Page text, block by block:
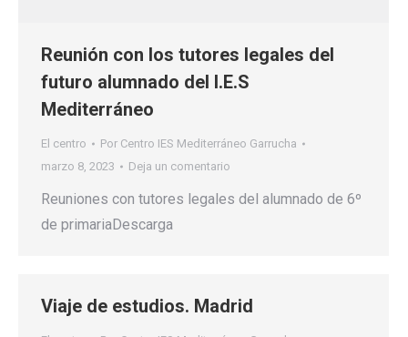
Reunión con los tutores legales del
futuro alumnado del I.E.S
Mediterráneo
El centro Por Centro IES Mediterráneo Garrucha
marzo 8, 2023
Deja un comentario
Reuniones con tutores legales del alumnado de 6º
de primariaDescarga
Viaje de estudios. Madrid